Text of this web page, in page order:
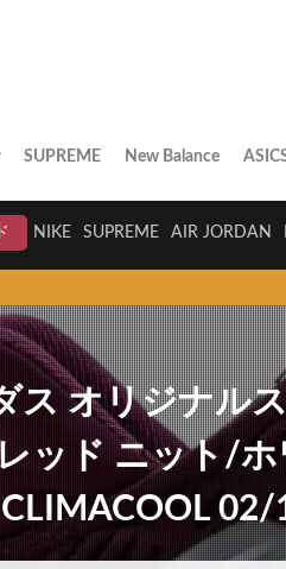
SUPREME New Balance
NIKE SUPREME AIR JORDAN
ス オリジナル
ッド ニット/ホ